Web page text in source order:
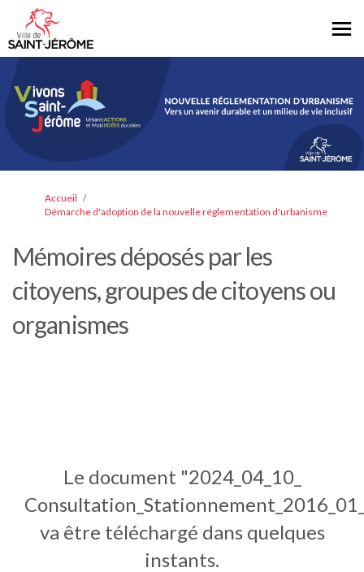
Vous êtes ici:
Accueil
Démarche d'adoption de la nouvelle réglementation d'urbanisme
Mémoires déposés par les
citoyens, groupes de citoyens ou
organismes
Le document "2024_04_10_
va être téléchargé dans quelques
instants.